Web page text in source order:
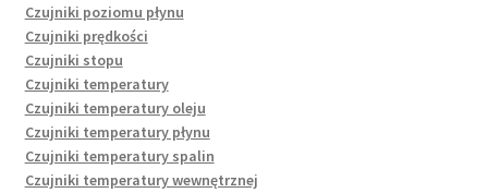
Czujniki poziomu płynu
Czujniki prędkości
Czujniki stopu
Czujniki temperatury
Czujniki temperatury oleju
Czujniki temperatury płynu
Czujniki temperatury spalin
Czujniki temperatury wewnętrznej